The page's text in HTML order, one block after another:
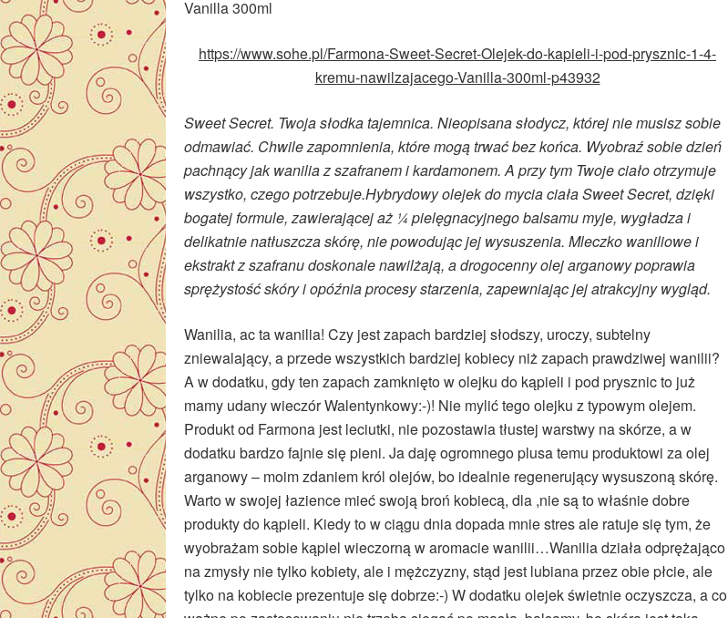
https://www.sohe.pl/Farmona-Sweet-Secret-Olejek-do-kapieli-i-pod-prysznic-1-4-
kremu-nawilzajacego-Vanilla-300ml-p43932
Sweet Secret. Twoja słodka tajemnica. Nieopisana słodycz, której nie musisz sobie
odmawiać. Chwile zapomnienia, które mogą trwać bez końca. Wyobraź sobie dzień
pachnący jak wanilia z szafranem i kardamonem. A przy tym Twoje ciało otrzymuje
wszystko, czego potrzebuje.Hybrydowy olejek do mycia ciała Sweet Secret, dzięki
bogatej formule, zawierającej aż ¼ pielęgnacyjnego balsamu myje, wygładza i
delikatnie natłuszcza skórę, nie powodując jej wysuszenia. Mleczko waniliowe i
ekstrakt z szafranu doskonale nawilżają, a drogocenny olej arganowy poprawia
sprężystość skóry i opóźnia procesy starzenia, zapewniając jej atrakcyjny wygląd.
Wanilia, ac ta wanilia! Czy jest zapach bardziej słodszy, uroczy, subtelny
zniewalający, a przede wszystkich bardziej kobiecy niż zapach prawdziwej wanilii?
A w dodatku, gdy ten zapach zamknięto w olejku do kąpieli i pod prysznic to już
mamy udany wieczór Walentynkowy:-)! Nie mylić tego olejku z typowym olejem.
Produkt od Farmona jest leciutki, nie pozostawia tłustej warstwy na skórze, a w
dodatku bardzo fajnie się pieni. Ja daję ogromnego plusa temu produktowi za olej
arganowy – moim zdaniem król olejów, bo idealnie regenerujący wysuszoną skórę.
Warto w swojej łazience mieć swoją broń kobiecą, dla ,nie są to właśnie dobre
produkty do kąpieli. Kiedy to w ciągu dnia dopada mnie stres ale ratuje się tym, że
wyobrażam sobie kąpiel wieczorną w aromacie wanilii…Wanilia działa odprężająco
na zmysły nie tylko kobiety, ale i mężczyzny, stąd jest lubiana przez obie płcie, ale
tylko na kobiecie prezentuje się dobrze:-) W dodatku olejek świetnie oczyszcza, a co